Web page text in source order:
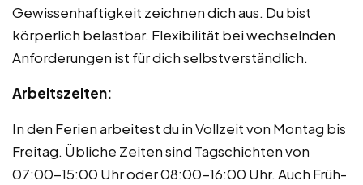
Gewissenhaftigkeit zeichnen dich aus. Du bist
körperlich belastbar. Flexibilität bei wechselnden
Anforderungen ist für dich selbstverständlich.
Arbeitszeiten:
In den Ferien arbeitest du in Vollzeit von Montag bis
Freitag. Übliche Zeiten sind Tagschichten von
07:00-15:00 Uhr oder 08:00-16:00 Uhr. Auch Früh-